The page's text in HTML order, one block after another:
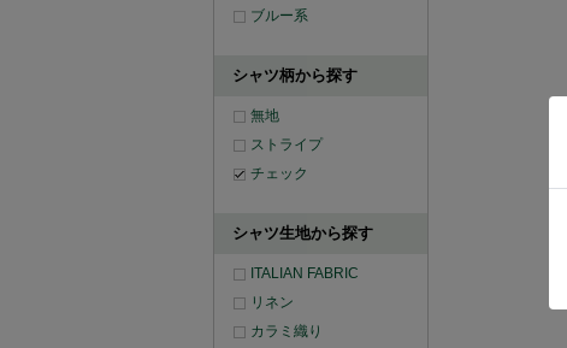
ブルー系
シャツ柄から探す
無地
ストライプ
チェック
シャツ生地から探す
ITALIAN FABRIC
リネン
カラミ織り